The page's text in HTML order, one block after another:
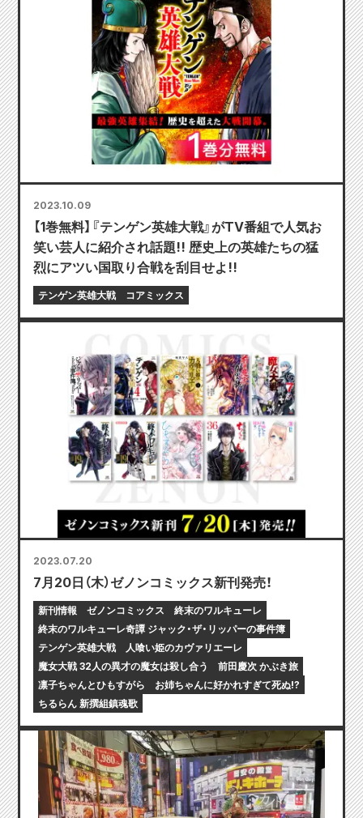
2023.10.09
【1巻無料】『テンゲン英雄大戦』がTV番組で人気お
笑い芸人に紹介され話題!! 歴史上の英雄たちの猛
烈にアツい国取り合戦を刮目せよ!!
テンゲン英雄大戦 コアミックス
2023.07.20
7月20日（木）ゼノンコミックス新刊発売！
新刊情報 ゼノンコミックス
終末のワルキューレ
終末のワルキューレ奇譚 ジャック・ザ・リッパーの事件簿
テンゲン英雄大戦
人喰い姫のカヴァリエーレ
魔女大戦 32人の異才の魔女は殺し合う
前田慶次 かぶき旅
凛子ちゃんとひもすがら
お姉ちゃんに好かれすぎて死ぬ!?
ちるらん 新撰組鎮魂歌